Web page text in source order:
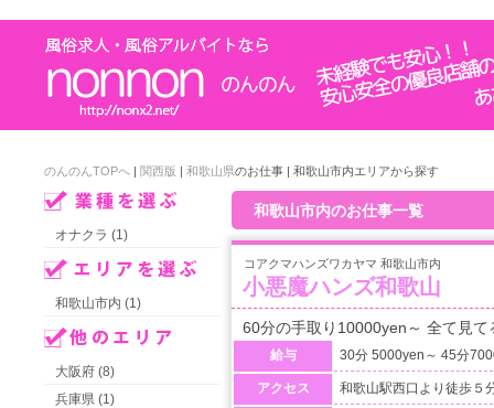
のんのんTOPへ | 関西版 | 和歌山県のお仕事 | 和歌山市内エリアから探す
和歌山市内のお仕事一覧
コアクマハンズワカヤマ 和歌山市内
小悪魔ハンズ和歌山
60分の手取り10000yen～ 全て見
給与 30分 5000yen～ 45分
アクセス 和歌山駅西口より徒歩５
オナクラ (1)
和歌山市内 (1)
大阪府 (8)
兵庫県 (1)